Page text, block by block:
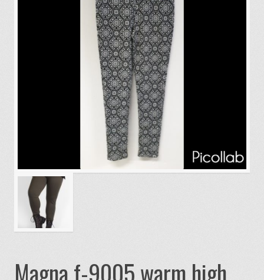
Magna f-9005 warm high